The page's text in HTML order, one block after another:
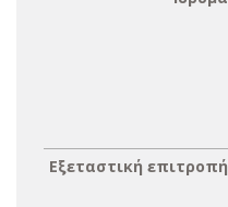
Εξεταστική επιτροπή